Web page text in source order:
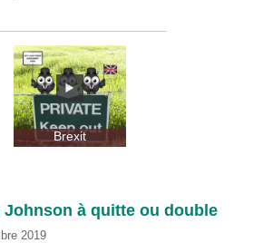
Brexit
à quitte ou double
2019